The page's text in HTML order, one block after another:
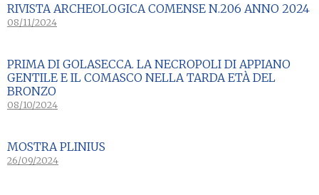
RIVISTA ARCHEOLOGICA COMENSE N.206 ANNO 2024
08/11/2024
PRIMA DI GOLASECCA. LA NECROPOLI DI APPIANO
GENTILE E IL COMASCO NELLA TARDA ETÀ DEL
BRONZO
08/10/2024
MOSTRA PLINIUS
26/09/2024